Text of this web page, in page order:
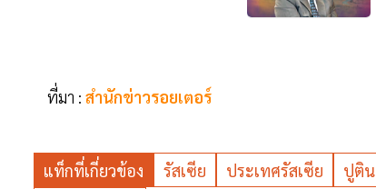
ที่มา : สำนักข่าวรอยเตอร์
แท็กที่เกี่ยวข้อง รัสเซีย ประเทศรัสเซีย ปูติน